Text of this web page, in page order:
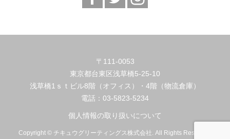
〒111-0053
東京都台東区浅草橋5-25-10
浅草橋1ｓｔビル8階（オフィス）・4階（物流倉庫）
電話： 03-5823-5234
個人情報の取り扱いについて
Copyright © チキュウグリーティングス株式会社. All Rights Reserved.